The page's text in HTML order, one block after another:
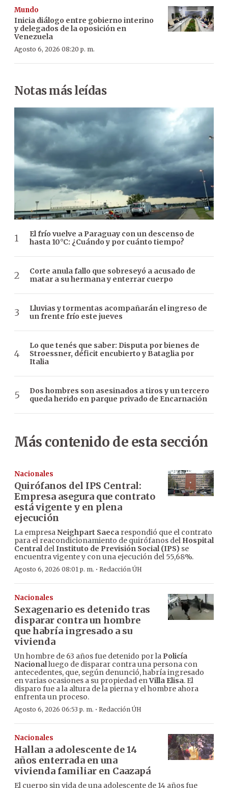
Mundo
Inicia diálogo entre gobierno interino
y delegados de la oposición en
Venezuela
Agosto 6, 2026 08:20 p. m.
Notas más leídas
El frío vuelve a Paraguay con un descenso de
hasta 10°C: ¿Cuándo y por cuánto tiempo?
Corte anula fallo que sobreseyó a acusado de
matar a su hermana y enterrar cuerpo
Lluvias y tormentas acompañarán el ingreso de
un frente frío este jueves
Lo que tenés que saber: Disputa por bienes de
Stroessner, déficit encubierto y Bataglia por
Italia
Dos hombres son asesinados a tiros y un tercero
queda herido en parque privado de Encarnación
Más contenido de esta sección
Nacionales
Quirófanos del IPS Central:
Empresa asegura que contrato
está vigente y en plena
ejecución
La empresaNeighpart Saeca respondió que el contrato
para el reacondicionamiento de quirófanos del Hospital
CentraldelInstituto de Previsión Social (IPS) se
encuentra vigente y con una ejecución del 55,68%.
Agosto 6, 2026 08:01 p. m. · Redacción ÚH
Nacionales
Sexagenario es detenido tras
disparar contra un hombre
que habría ingresado a su
vivienda
Un hombre de 63 años fue detenido por la Policía
Nacionalluego de disparar contra una persona con
antecedentes, que, según denunció, habría ingresado
en varias ocasiones a su propiedad enVilla Elisa. El
disparo fue a la altura de la pierna y el hombre ahora
enfrenta un proceso.
Agosto 6, 2026 06:53 p. m. · Redacción ÚH
Nacionales
Hallan a adolescente de 14
años enterrada en una
vivienda familiar en Caazapá
El cuerpo sin vida de una adolescente de 14 años fue